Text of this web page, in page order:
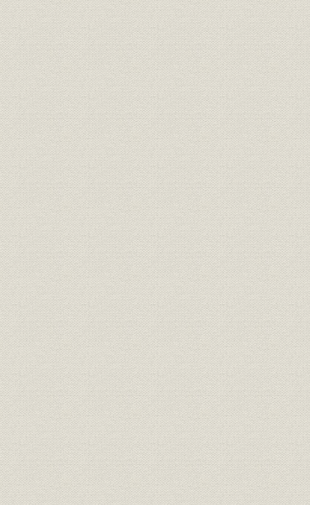
を引いた。
靴;風俗
ワーグマン描く、西南戦争に向
かう官軍の警ら隊。主として関
東以北の旧士族が多く応募した
が、心なしか軍靴の足音も堂々
と聞こえたとぃう。
商標
「桜組」の商標。サクラの花と
葉に英文をあしらい、なかなか
斬新なデザインである。
[明治17年
経営
東京府統計表による明治前期に
おける製靴工場の概要(明治
9~14年)
明治9年
(1881年)
経営者
弾 直樹 旧幕以来の伝統を活かし
つつ、製革・製靴事業に洋式手
法を取り入れることに意欲的だ
った。
[明治2年
資料
革職教師チアレス・ヘンニンゲ
ルの雇い入れ文書。
[明治4年
事業所
「弾北岡組」の運営は実際上
は、製靴場と製革場とに分かれ
ていたらしい。浅草・亀岡町の
靴製造所は、主として弾直樹の
手で、また千住に近い地方町橋
場の革製造所は、三井組の北岡
文兵衛の手で運営されていたも
のとみられている。
[明治5年
商品;風俗
明治期の靴のいろいろ(平出鏗二
郎著『東京風俗史』より)
[明治期中
風俗
明治初期の官営鉄道の蒸気機関
車。鉄道員の制服も文明開化の
においがする。
明治初期
業界
札幌の老舗「イワイ靴店」は、
もともと伊勢勝造靴場で製靴業
を学んだ初代・岩井信六が、明
治11年北海道に渡って始めたも
[明治10年